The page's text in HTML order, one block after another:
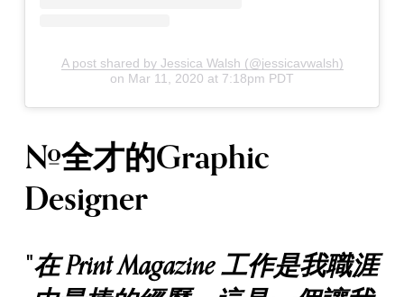
A post shared by Jessica Walsh (@jessicavwalsh)
on Mar 11, 2020 at 7:18pm PDT
#全才的Graphic
Designer
"在 Print Magazine 工作是我職涯